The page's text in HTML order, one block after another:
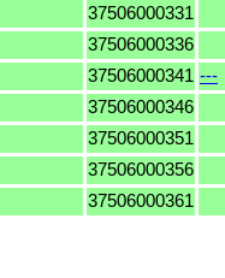
37506000331
37506000336
37506000341 ---
37506000346
37506000351
37506000356
37506000361